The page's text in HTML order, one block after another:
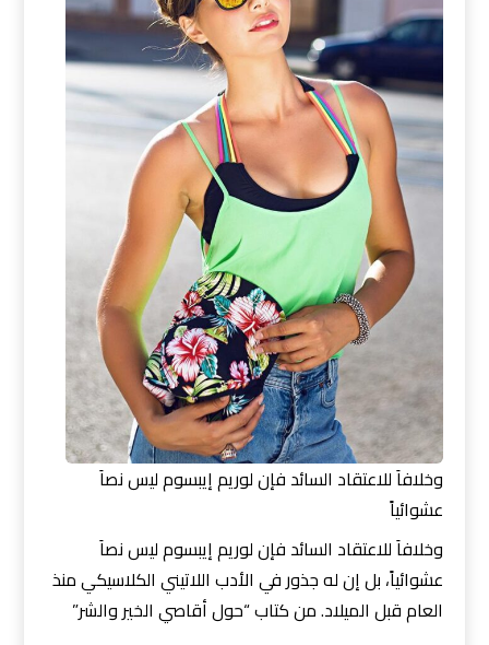
وخلافاَ للاعتقاد السائد فإن لوريم إيبسوم ليس نصاَ
عشوائياً
وخلافاَ للاعتقاد السائد فإن لوريم إيبسوم ليس نصاَ
عشوائياً، بل إن له جذور في الأدب اللاتيني الكلاسيكي منذ
العام قبل الميلاد. من كتاب “حول أقاصي الخير والشر”